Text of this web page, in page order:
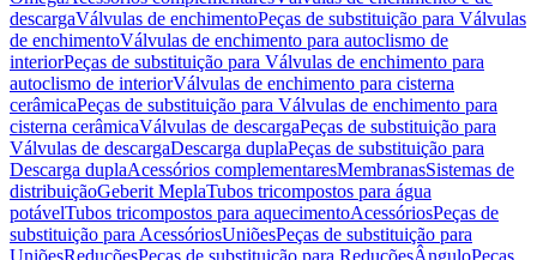
descargaVálvulas de enchimentoPeças de substituição para Válvulas
de enchimentoVálvulas de enchimento para autoclismo de
interiorPeças de substituição para Válvulas de enchimento para
autoclismo de interiorVálvulas de enchimento para cisterna
cerâmicaPeças de substituição para Válvulas de enchimento para
cisterna cerâmicaVálvulas de descargaPeças de substituição para
Válvulas de descargaDescarga duplaPeças de substituição para
Descarga duplaAcessórios complementaresMembranasSistemas de
distribuiçãoGeberit MeplaTubos tricompostos para água
potávelTubos tricompostos para aquecimentoAcessóriosPeças de
substituição para AcessóriosUniõesPeças de substituição para
UniõesReduçõesPeças de substituição para ReduçõesÂnguloPeças